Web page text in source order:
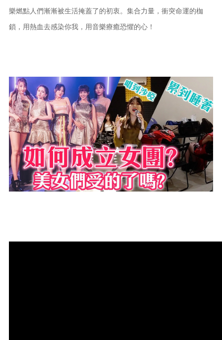
樂燃點人們漸漸被生活掩蓋了的初衷。集合力量，衝突命運的枷
鎖，用熱血去感染你我，用音樂療癒恐懼的心！